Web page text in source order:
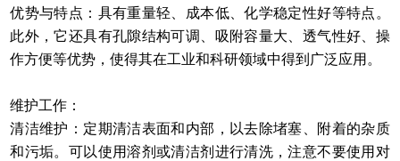
优势与特点：具有重量轻、成本低、化学稳定性好等特点。
此外，它还具有孔隙结构可调、吸附容量大、透气性好、操
作方便等优势，使得其在工业和科研领域中得到广泛应用。
维护工作：
清洁维护：定期清洁表面和内部，以去除堵塞、附着的杂质
和污垢。可以使用溶剂或清洁剂进行清洗，注意不要使用对